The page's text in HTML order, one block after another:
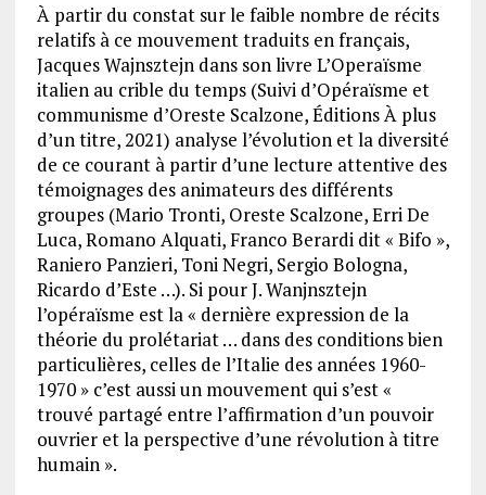
À partir du constat sur le faible nombre de récits
relatifs à ce mouvement traduits en français,
Jacques Wajnsztejn dans son livre L’Operaïsme
italien au crible du temps (Suivi d’Opéraïsme et
communisme d’Oreste Scalzone, Éditions À plus
d’un titre, 2021) analyse l’évolution et la diversité
de ce courant à partir d’une lecture attentive des
témoignages des animateurs des différents
groupes (Mario Tronti, Oreste Scalzone, Erri De
Luca, Romano Alquati, Franco Berardi dit « Bifo »,
Raniero Panzieri, Toni Negri, Sergio Bologna,
Ricardo d’Este …). Si pour J. Wanjnsztejn
l’opéraïsme est la « dernière expression de la
théorie du prolétariat … dans des conditions bien
particulières, celles de l’Italie des années 1960-
1970 » c’est aussi un mouvement qui s’est «
trouvé partagé entre l’affirmation d’un pouvoir
ouvrier et la perspective d’une révolution à titre
humain ».